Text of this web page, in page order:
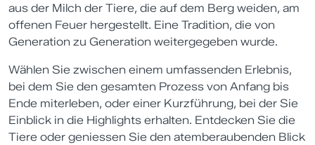
aus der Milch der Tiere, die auf dem Berg weiden, am
offenen Feuer hergestellt. Eine Tradition, die von
Generation zu Generation weitergegeben wurde.
Wählen Sie zwischen einem umfassenden Erlebnis,
bei dem Sie den gesamten Prozess von Anfang bis
Ende miterleben, oder einer Kurzführung, bei der Sie
Einblick in die Highlights erhalten. Entdecken Sie die
Tiere oder geniessen Sie den atemberaubenden Blick